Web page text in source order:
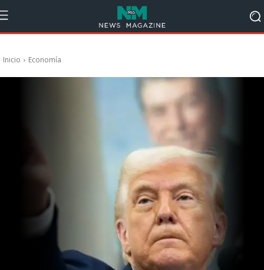
Inicio Economía